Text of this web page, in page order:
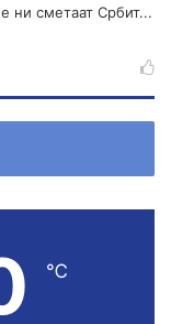
ни сметаат Србит...
℃